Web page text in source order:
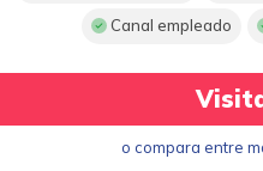
Canal empleado
o compara entre